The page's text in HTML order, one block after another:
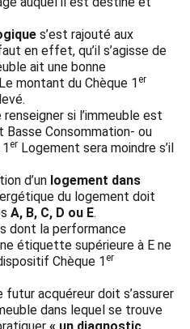
s’est rajouté aux
en effet, qu’il s’agisse de
ait une bonne
montant du Chèque 1er
si l’immeuble est
Basse Consommation- ou
er Logement sera moindre s’il
d’un logement dans
du logement doit
A, B, C, D ou E.
la performance
étiquette supérieure à E ne
Chèque 1er
futur acquéreur doit s’assurer
dans lequel se trouve